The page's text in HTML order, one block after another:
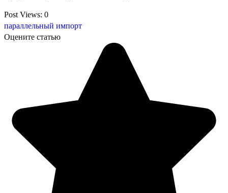
Post Views: 0
параллельный импорт
Оцените статью